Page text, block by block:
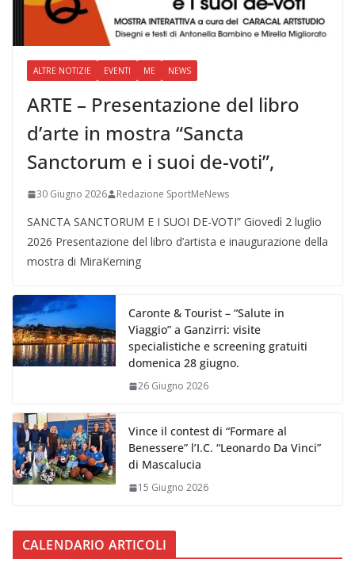
ALTRE NOTIZIE EVENTI ME NEWS
ARTE – Presentazione del libro
d’arte in mostra “Sancta
Sanctorum e i suoi de-voti”,
30 Giugno 2026 Redazione SportMeNews
SANCTA SANCTORUM E I SUOI DE-VOTI” Giovedì 2 luglio
2026 Presentazione del libro d’artista e inaugurazione della
mostra di MiraKerning
Caronte & Tourist – “Salute in
Viaggio” a Ganzirri: visite
specialistiche e screening gratuiti
domenica 28 giugno.
26 Giugno 2026
Vince il contest di “Formare al
Benessere” l’I.C. “Leonardo Da Vinci”
di Mascalucia
15 Giugno 2026
CALENDARIO ARTICOLI